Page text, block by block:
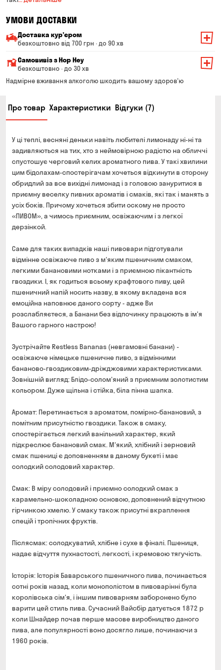
УМОВИ ДОСТАВКИ
Доставка курʼєром
безкоштовно від 700 грн · до 90 хв
Мінімальна сума всього замовлення — 200 грн
Вартість доставки залежить від суми всього замовлення:
Від 200 до 299 грн
Від 400 до 699 грн
Від 700 грн безкоштовно
Термін доставки — до 90 хвилин
*на час доставки можуть впливати повітряні тривоги
Оплата:
готівкою кур'єру
банківською картою на сайті
Самовивіз з Hop Hey
безкоштовно · до 30 хв
Мінімальна сума всього замовлення — 250 грн
Можете без черги забрати з магазину в зручний для
Вас час
готівкою в магазині
банківською картою на сайті та в магазині
Надмірне вживання алкоголю шкодить вашому здоров'ю
Про товар Характеристики Відгуки (7)
У ці теплі, весняні деньки навіть любителі лимонаду ні-ні та
задивляються на тих, хто з неймовірною радістю на обличчі
спустошує черговий келих ароматного пива. У такі хвилини
цим бідолахам-спостерігачам хочеться відкинути в сторону
обридлий за все вихідні лимонад і з головою зануритися в
приємну веселку пивних ароматів і смаків, які так і манять з
усіх боків. Причому хочеться збити оскому не просто
«ПИВОМ», а чимось приємним, освіжаючим і з легкої
дерзінкой.
Саме для таких випадків наші пивовари підготували
відмінне освіжаюче пиво з м'яким пшеничним смаком,
легкими банановими нотками і з приємною пікантність
гвоздики. І, як годиться всьому крафтового пиву, цей
пшеничний напій носить назву, в якому вкладена вся
емоційна наповнює даного сорту - адже Ви
розслабляєтеся, а Банани без відпочинку працюють в ім'я
Вашого гарного настрою!
Зустрічайте Restless Bananas (невгамовні банани) -
освіжаюче німецьке пшеничне пиво, з відмінними
бананово-гвоздиковим-дріжджовими характеристиками.
Зовнішній вигляд: Блідо-солом'яний з приємним золотистим
кольором. Дуже щільна і стійка, біла пінна шапка.
Аромат: Перетинається з ароматом, помірно-банановий, з
помітним присутністю гвоздики. Також в смаку,
спостерігається легкий ванільний характер, який
підкреслює банановий смак. М'який, хлібний і зерновий
смак пшениці є доповненням в даному букеті і має
солодкий солодовий характер.
Смак: В міру солодовий і приємно солодкий смак з
карамельно-шоколадною основою, доповнений відчутною
гірчинкою хмелю. У смаку також присутні вкраплення
спецій і тропічних фруктів.
Післясмак: солодкуватий, хлібне і сухе в фіналі. Пшениця,
надає відчуття пухнастості, легкості, і кремовою тягучість.
Історія: Історія Баварського пшеничного пива, починається
сотні років назад, коли монополістом в пивоварінні була
королівська сім'я, і ​​іншим пивоварням заборонено було
варити цей стиль пива. Сучасний Вайсбір датується 1872 р
коли Шнайдер почав перше масове виробництво даного
пива, але популярності воно досягло лише, починаючи з
1960 років.